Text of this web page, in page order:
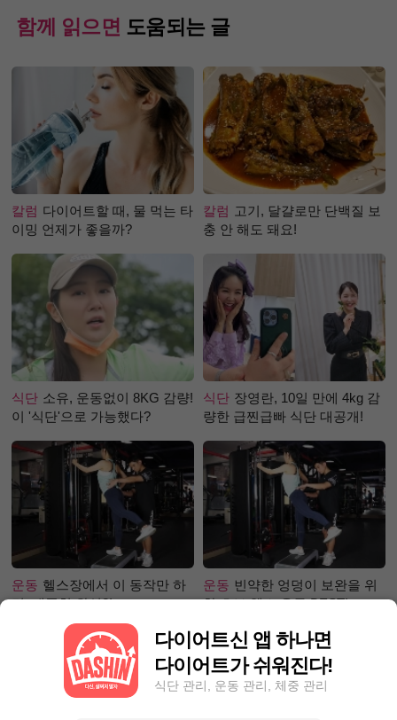
함께 읽으면 도움되는 글
칼럼 다이어트할 때, 물 먹는 타
이밍 언제가 좋을까?
칼럼 고기, 달걀로만 단백질 보
충 안 해도 돼요!
식단 소유, 운동없이 8KG 감량!
이 '식단'으로 가능했다?
식단 장영란, 10일 만에 4kg 감
량한 급찐급빠 식단 대공개!
운동 헬스장에서 이 동작만 하
면, 애플힙 완성?!
운동 빈약한 엉덩이 보완을 위
한 초보 헬스 운동 BEST!
다이어트신 앱 하나면
다이어트가 쉬워진다!
식단 관리, 운동 관리, 체중 관리